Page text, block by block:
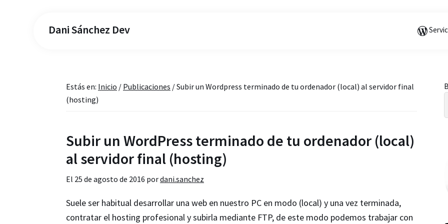
Dani Sánchez Dev
Estás en: Inicio / Publicaciones /Subir un Wordpress terminado de tu ordenador (local) al servidor final
(hosting)
Subir un WordPress terminado de tu ordenador (local)
al servidor final (hosting)
El 25 de agosto de 2016 pordani.sanchez
Suele ser habitual desarrollar una web en nuestro PC en modo (local) y una vez terminada,
contratar el hosting profesional y subirla mediante FTP, de este modo podemos trabajar con